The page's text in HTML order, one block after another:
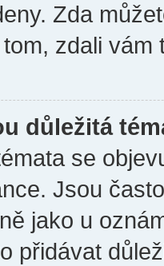
Zda
zdali vám
důležitá
se
Jsou
jako u
přidávat